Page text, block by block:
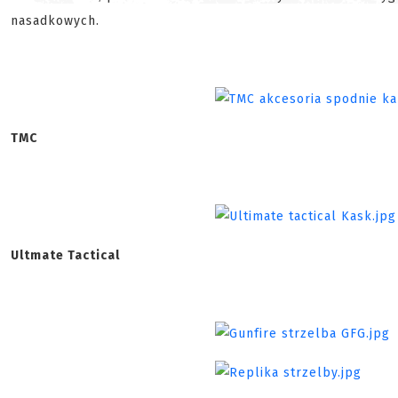
nasadkowych.
TMC
Ultmate Tactical